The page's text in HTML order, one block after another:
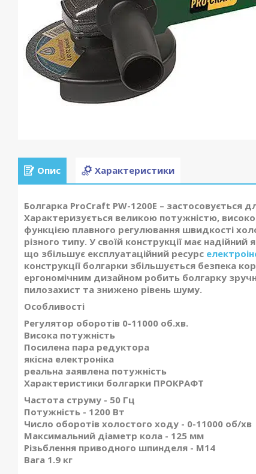
Опис Характеристики
Болгарка ProCraft PW-1200Е – застосовується
Характеризується великою потужністю,
функцією плавного регулювання швидкості
різного типу. У своїй конструкції має
що збільшує експлуатаційний ресурс
конструкції болгарки збільшується безпека
ергономічним дизайном робить болгарку
пилозахист та знижено рівень шуму.
Особливості
Регулятор оборотів 0-11000 об.хв.
Висока потужність
Посилена пара редуктора
якісна електроніка
реальна заявлена потужність
Характеристики болгарки ПРОКРАФТ
Частота струму - 50 Гц
Потужність - 1200 Вт
Число оборотів холостого ходу - 0-11000 об/хв
Максимальний діаметр кола - 125 мм
Різьблення приводного шпинделя - М14
Вага 1.9 кг